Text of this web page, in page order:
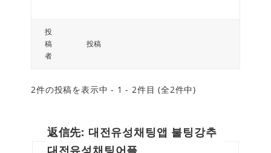
投
稿
者
投稿
2件の投稿を表示中 - 1 - 2件目 (全2件中)
返信先: 대전유성채팅앱 불팅강추
대전유성채팅어플